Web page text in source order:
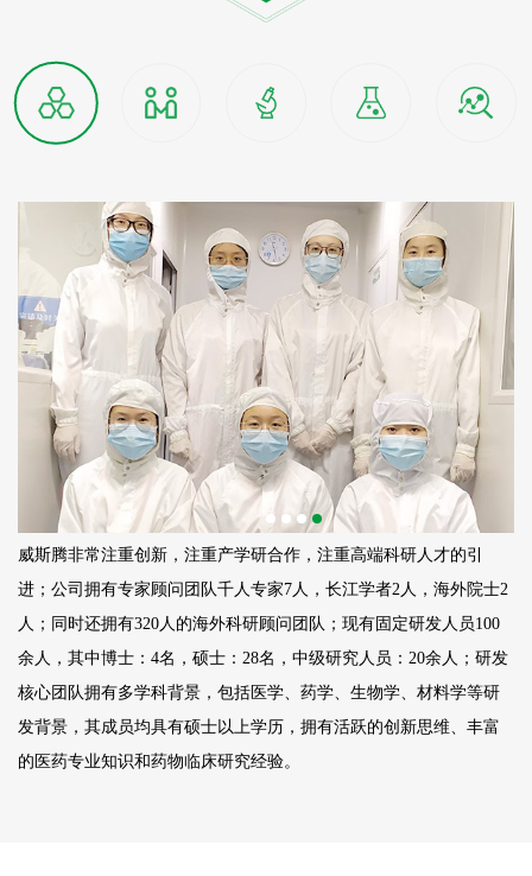
威斯腾非常注重创新，注重产学研合作，注重高端科研人才的引
进；公司拥有专家顾问团队千人专家7人，长江学者2人，海外院士2
人；同时还拥有320人的海外科研顾问团队；现有固定研发人员100
余人，其中博士：4名，硕士：28名，中级研究人员：20余人；研发
核心团队拥有多学科背景，包括医学、药学、生物学、材料学等研
发背景，其成员均具有硕士以上学历，拥有活跃的创新思维、丰富
的医药专业知识和药物临床研究经验。